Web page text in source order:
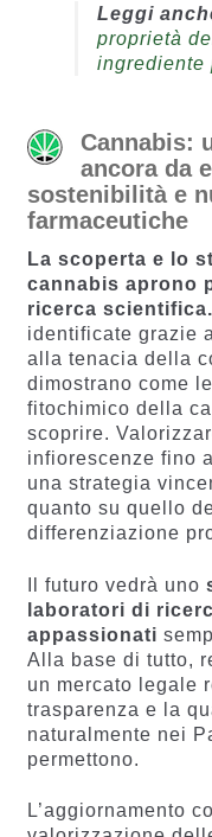
Leggi
proprietà
ingrediente
Cannabis:
ancora da
sostenibilità e
farmaceutiche
La scoperta e lo
cannabis aprono
ricerca scientifica.
identificate grazie
alla tenacia della
dimostrano come
fitochimico della
scoprire.
infiorescenze fino
una strategia
quanto su quello
differenziazione
Il futuro vedrà uno
laboratori di
appassionati
Alla base di tutto,
un mercato legale
trasparenza e la
naturalmente nei
permettono.
L’aggiornamento